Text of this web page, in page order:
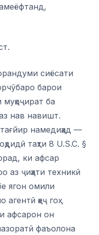
сиёсати
барои
ба
нав навишт.
намедиҳад —
таҳти 8 U.S.C. §
ки афсар
аз ҷиҳати техникӣ
ягон омили
ҳеҷ гоҳ
афсарон он
фаъолона